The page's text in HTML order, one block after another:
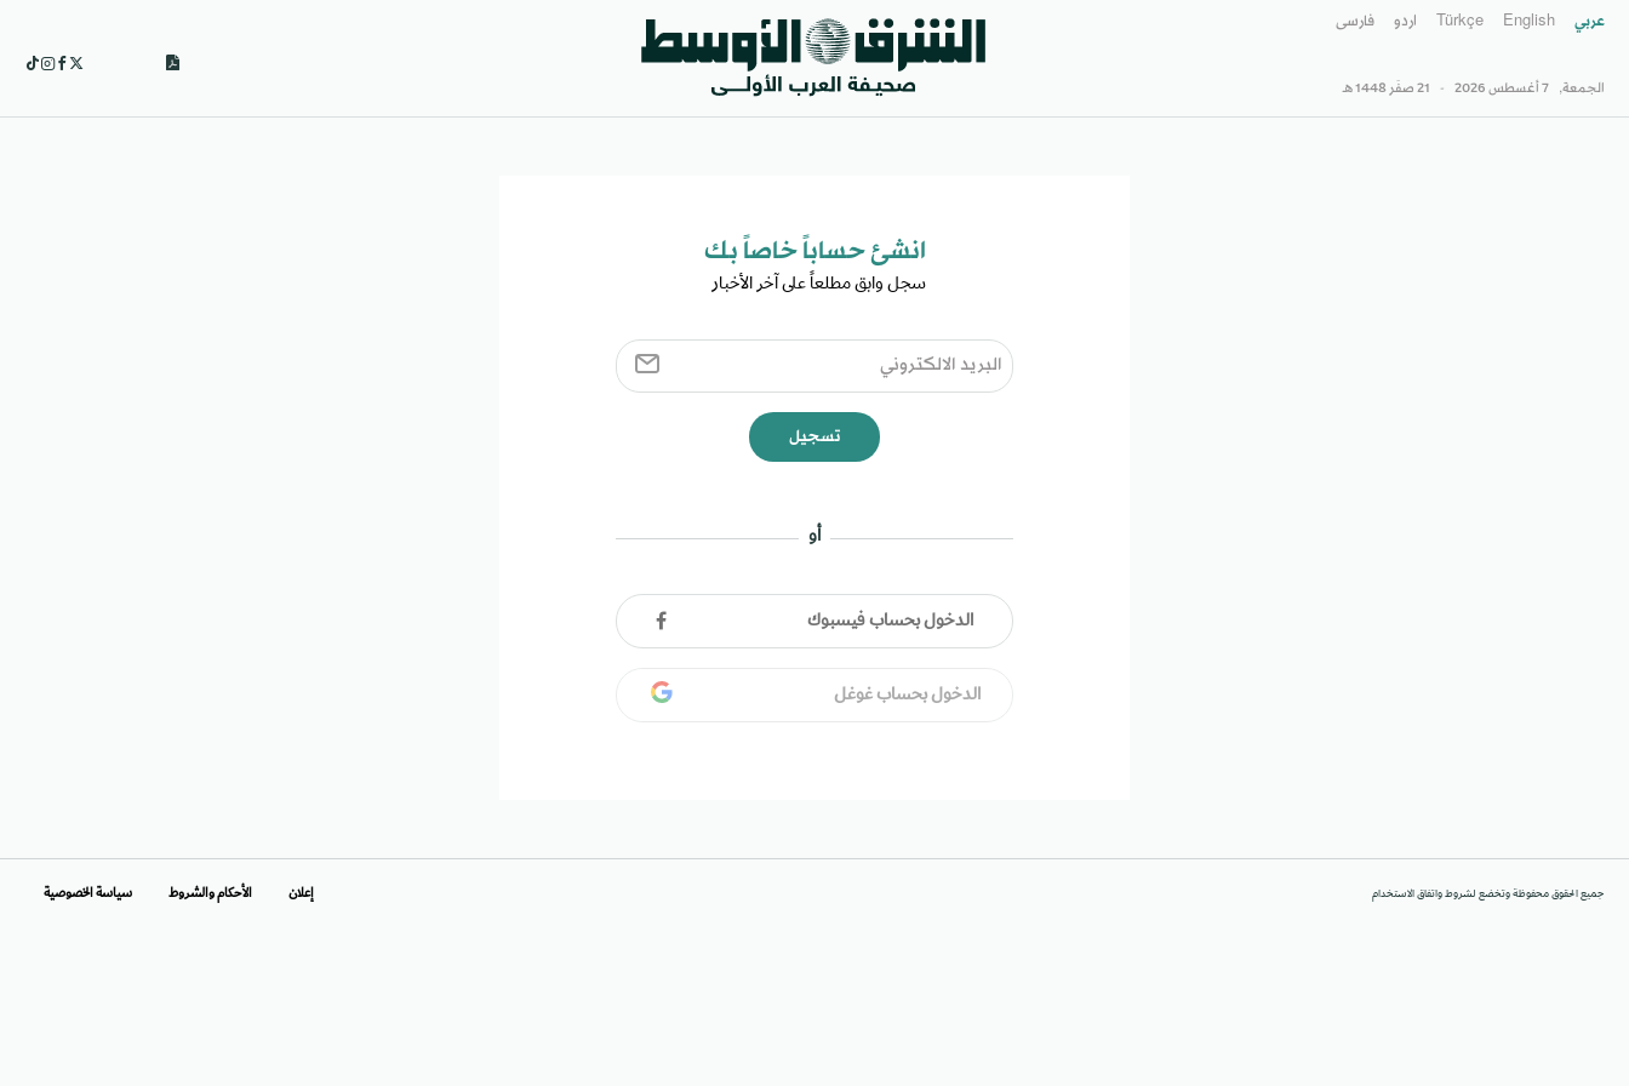
عربي English
Türkçe اردو فارسى
الجمعة, 7 أغسطس 2026 - 21 صفَر 1448 هـ
انشئ حساباً خاصاً بك​
سجل وابق مطلعاً على آخر الأخبار ​
تسجيل
أو
الدخول بحساب فيسبوك
الدخول بحساب غوغل
جميع الحقوق محفوظة وتخضع لشروط واتفاق الاستخدام إعلان الأحكام والشروط سياسة الخصوصية